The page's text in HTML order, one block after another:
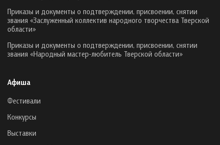
Приказы и документы о подтверждении, присвоении, снятии
звания «Заслуженный коллектив народного творчества Тверской
области»
Приказы и документы о подтверждении, присвоении, снятии
звания «Народный мастер-любитель Тверской области»
Афиша
Фестивали
Конкурсы
Выставки